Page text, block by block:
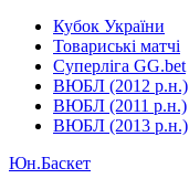
Кубок України
Товариські матчі
Суперліга GG.bet
ВЮБЛ (2012 р.н.)
ВЮБЛ (2011 р.н.)
ВЮБЛ (2013 р.н.)
Юн.Баскет